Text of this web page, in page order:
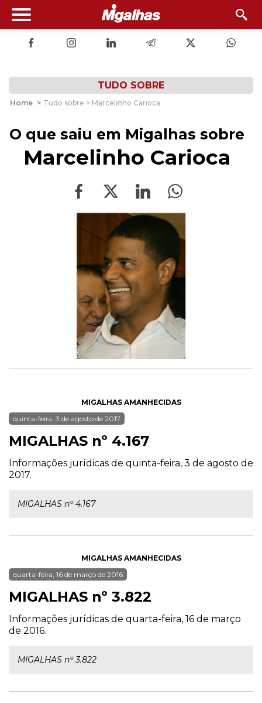
TUDO SOBRE
Home > Tudo sobre > Marcelinho Carioca
O que saiu em Migalhas sobre
Marcelinho Carioca
MIGALHAS AMANHECIDAS
quinta-feira, 3 de agosto de 2017
MIGALHAS nº 4.167
Informações jurídicas de quinta-feira, 3 de agosto de
2017.
MIGALHAS nº 4.167
MIGALHAS AMANHECIDAS
quarta-feira, 16 de março de 2016
MIGALHAS nº 3.822
Informações jurídicas de quarta-feira, 16 de março
de 2016.
MIGALHAS nº 3.822